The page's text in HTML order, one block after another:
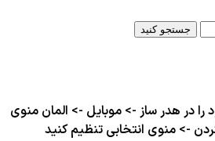
جستجو کنید
در هدر ساز -> موبایل -> المان منوی
-> منوی انتخابی تنظیم کنید